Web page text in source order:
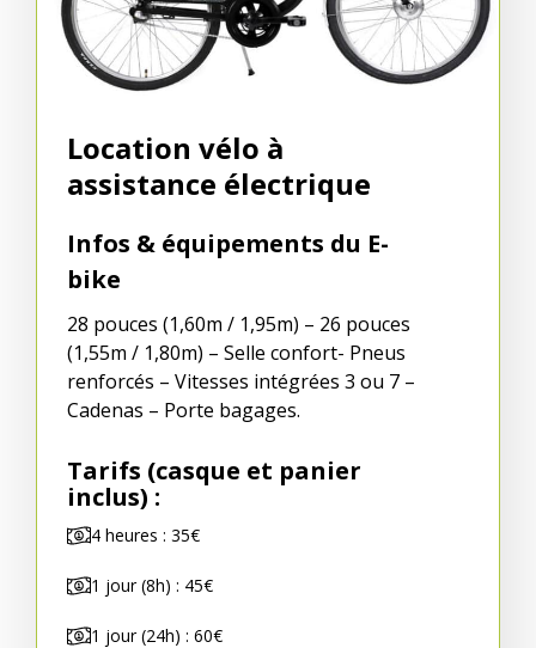
Location vélo à
assistance électrique
Infos & équipements du E-
bike
28 pouces (1,60m / 1,95m) – 26 pouces
(1,55m / 1,80m) – Selle confort- Pneus
renforcés – Vitesses intégrées 3 ou 7 –
Cadenas – Porte bagages.
Tarifs (casque et panier
inclus) :
4 heures : 35€
1 jour (8h) : 45€
1 jour (24h) : 60€